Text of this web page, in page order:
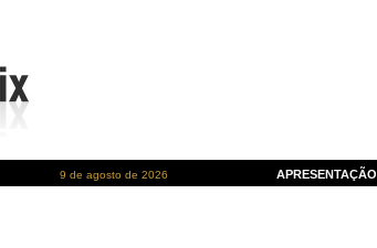
9 de agosto de 2026 APRESENTAÇÃO